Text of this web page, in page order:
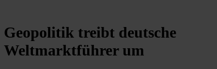
Geopolitik treibt deutsche
Weltmarktführer um